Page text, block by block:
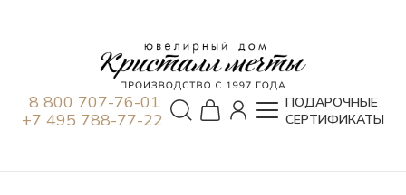
8 800 707-76-01
+7 495 788-77-22
ПОДАРОЧНЫЕ
СЕРТИФИКАТЫ